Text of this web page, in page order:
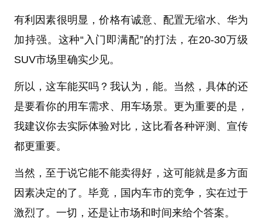
有利因素很明显，价格有诚意、配置无缩水、华为
加持强。这种“入门即满配”的打法，在20-30万级
SUV市场里确实少见。
所以，这车能买吗？我认为，能。当然，具体的还
是要看你的用车需求、用车场景。更为重要的是，
我建议你去实际体验对比，这比看各种评测、宣传
都更重要。
当然，至于说它能不能卖得好，这可能就是多方面
因素决定的了。毕竟，国内车市的竞争，实在过于
激烈了。一切，还是让市场和时间来给个答案。